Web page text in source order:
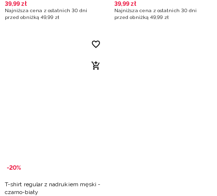
39,99 zł
Najniższa cena z ostatnich 30 dni
przed obniżką 49,99 zł
39,99 zł
Najniższa cena z ostatnich 30 dni
przed obniżką 49,99 zł
-20%
T-shirt regular z nadrukiem męski -
czarno-biały